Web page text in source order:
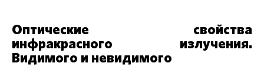
Оптические свойства
инфракрасного излучения.
Видимого и невидимого